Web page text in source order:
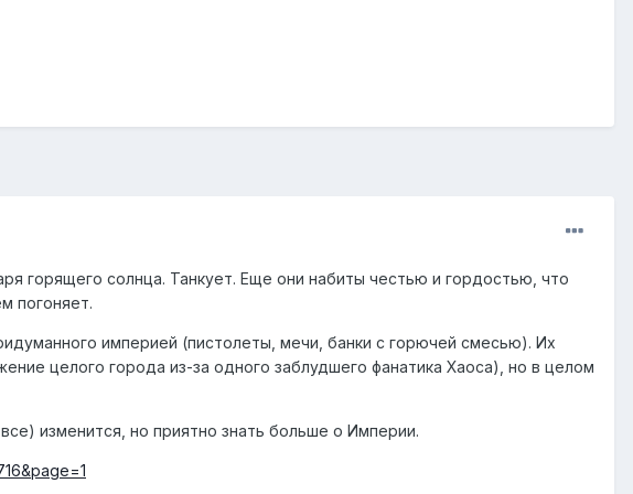
горящего солнца. Танкует. Еще они набиты честью и гордостью, что
погоняет.
империей (пистолеты, мечи, банки с горючей смесью). Их
целого города из-за одного заблудшего фанатика Хаоса), но в целом
изменится, но приятно знать больше о Империи.